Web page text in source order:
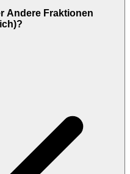
Andere Fraktionen